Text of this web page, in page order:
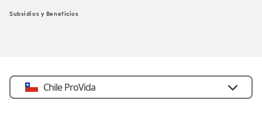
Subsidios y Beneficios
Chile ProVida